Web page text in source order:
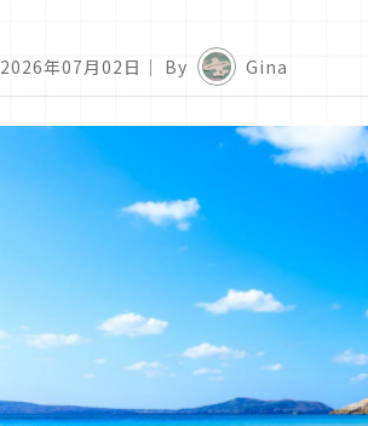
2026年07月02日 ｜ By Gina